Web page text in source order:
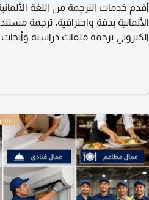
أقدم خدمات الترجمة من اللغة
الألمانية بدقة واحترافية. ترجمة
الكتروني ترجمة ملفات دراسية